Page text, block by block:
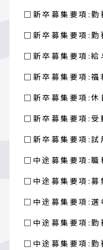
□新卒募集要項:勤
□新卒募集要項:勤
□新卒募集要項:給
□新卒募集要項:福
□新卒募集要項:休
□新卒募集要項:受
□新卒募集要項:試
□中途募集要項:職
□中途募集要項:募
□中途募集要項:選
□中途募集要項:勤
□中途募集要項:勤